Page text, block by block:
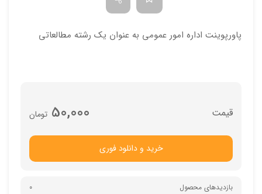
پاورپوینت اداره امور عمومي به عنوان يك رشته مطالعاتي
تومان 50,000
خرید و دانلود فوری
بازدیدهای محصول 0